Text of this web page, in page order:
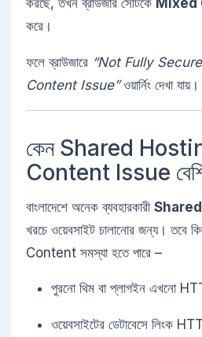
করছে, তখন ব্রাউজার সেটিকে
করে।
ফলে ব্রাউজারে “Not Fully
Content Issue”ওয়ার্নিং দেখা যায়।
কেন Shared
Content Issue
বাংলাদেশে অনেক ব্যবহারকারী
খরচে ওয়েবসাইট চালানোর জন্য। তবে
Content সমস্যা হতে পারে –
পুরনো থিম বা প্লাগইন এখনো
ওয়েবসাইটের ডেটাবেসে লিংক